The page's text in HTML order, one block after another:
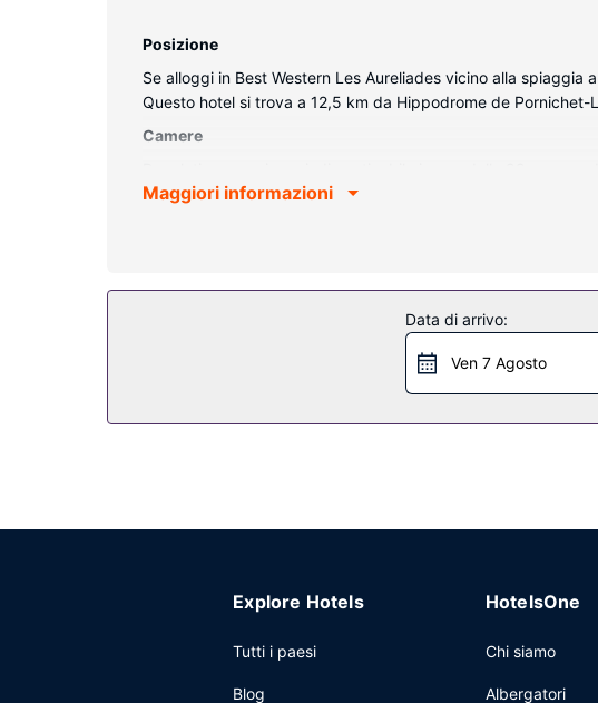
Posizione
Se alloggi in Best Western Les Aureliades vicino alla
Questo hotel si trova a 12,5 km da Hippodrome de Pornichet-
Camere
sono dotate di balcone. La connessione Internet inclusa,
hotel dispone, inoltre, di il Wi-Fi gratuito, una TV nelle aree
Presso un hotel è disponibile il servizio in camera con orario
bar/lounge davvero fantastico. La colazione a buffet è
pagamento di un supplemento.
Maggiori informazioni
Data di arrivo:
Ven 7 Agosto
Explore Hotels
Tutti i paesi
Blog
HotelsOne
Chi siamo
Albergatori